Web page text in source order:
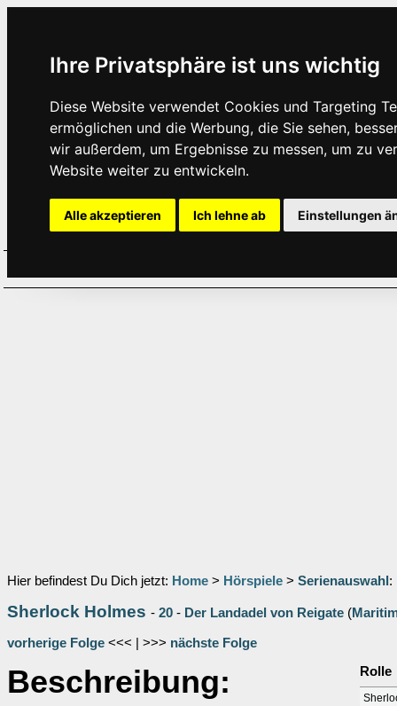
Ihre Privatsphäre ist uns wichtig
Diese Website verwendet Cookies und Targeting
ermöglichen und die Werbung, die Sie sehen,
wir außerdem, um Ergebnisse zu messen, um zu
Website weiter zu entwickeln.
Alle akzeptieren Ich lehne ab Einstellungen
Hier befindest Du Dich jetzt: Home > Hörspiele > Serienauswahl :
Sherlock Holmes - 20 - Der Landadel von Reigate (
vorherige Folge <<< | >>> nächste Folge
Beschreibung: Rolle